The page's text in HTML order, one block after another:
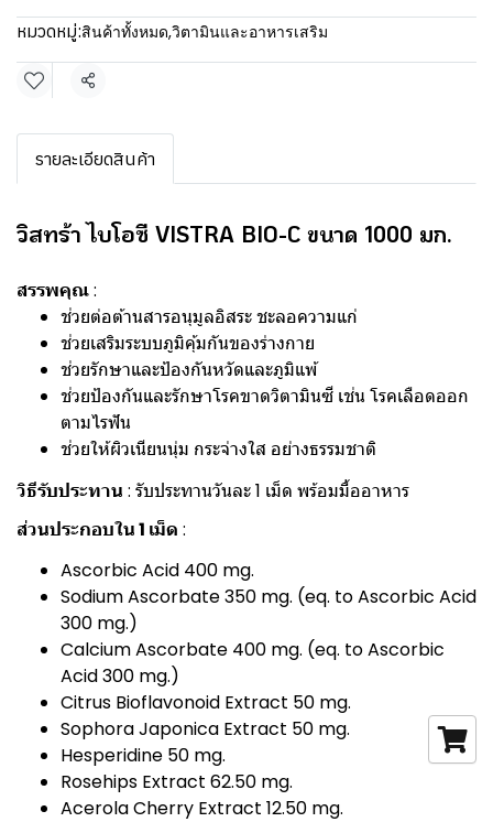
หมวดหมู่:สินค้าทั้งหมด,วิตามินและอาหารเสริม
แชร์
รายละเอียดสินค้า
วิสทร้า ไบโอซี VISTRA BIO-C ขนาด 1000 มก.
สรรพคุณ:
ช่วยต่อต้านสารอนุมูลอิสระ ชะลอความแก่
ช่วยเสริมระบบภูมิคุ้มกันของร่างกาย
ช่วยรักษาและป้องกันหวัดและภูมิแพ้
ช่วยป้องกันและรักษาโรคขาดวิตามินซี เช่น โรคเลือดออก
ตามไรฟัน
ช่วยให้ผิวเนียนนุ่ม กระจ่างใส อย่างธรรมชาติ
วิธีรับประทาน : รับประทานวันละ 1 เม็ด พร้อมมื้ออาหาร
ส่วนประกอบใน 1 เม็ด :
Ascorbic Acid 400 mg.
Sodium Ascorbate 350 mg. (eq. to Ascorbic Acid
300 mg.)
Calcium Ascorbate 400 mg. (eq. to Ascorbic
Acid 300 mg.)
Citrus Bioflavonoid Extract 50 mg.
Sophora Japonica Extract 50 mg.
Hesperidine 50 mg.
Rosehips Extract 62.50 mg.
Acerola Cherry Extract 12.50 mg.